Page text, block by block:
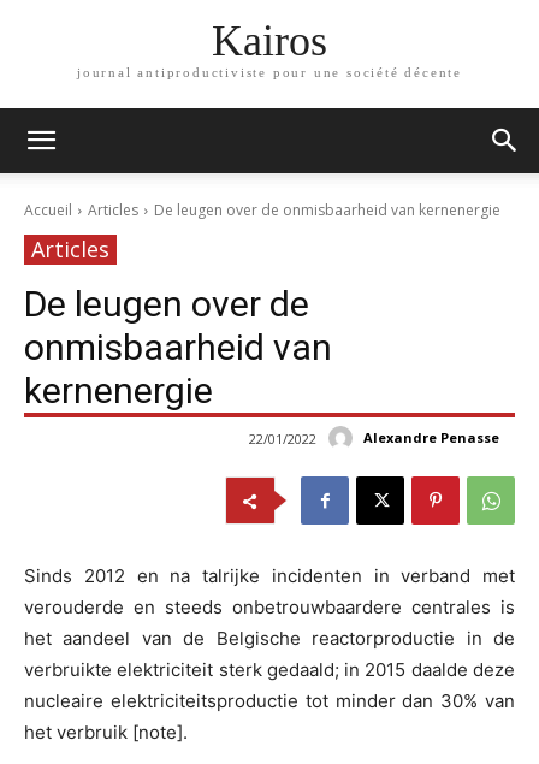
Kairos
journal antiproductiviste pour une société décente
Accueil Articles De leugen over de onmisbaarheid van kernenergie
Articles
De leugen over de
onmisbaarheid van
kernenergie
Alexandre Penasse
22/01/2022
Sinds 2012 en na talrijke incidenten in verband met
verouderde en steeds onbetrouwbaardere centrales is
het aandeel van de Belgische reactorproductie in de
verbruikte elektriciteit sterk gedaald; in 2015 daalde deze
nucleaire elektriciteitsproductie tot minder dan 30% van
het verbruik [note].